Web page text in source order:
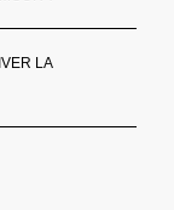
LA